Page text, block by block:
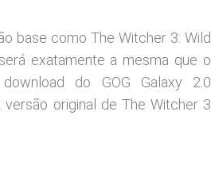
base como The Witcher 3: Wild
exatamente a mesma que o
do GOG Galaxy 2.0
original de The Witcher 3